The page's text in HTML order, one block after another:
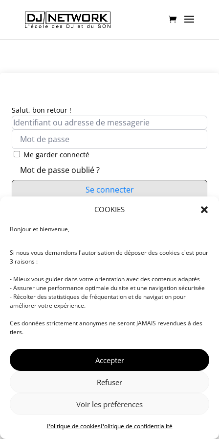
COOKIES
Bonjour et bienvenue,
Si nous vous demandons l'autorisation de déposer des cookies c'est pour
3 raisons :
- Mieux vous guider dans votre orientation avec des contenus adaptés
- Assurer une performance optimale du site et une navigation sécurisée
- Récolter des statistiques de fréquentation et de navigation pour
améliorer votre expérience.
Ces données strictement anonymes ne seront JAMAIS revendues à des
tiers.
Accepter
Refuser
Voir les préférences
Politique de cookiesPolitique de confidentialité
Salut, bon retour !
Me garder connecté
Mot de passe oublié ?
Se connecter
Vous n’avez pas de compte ?
musicale • Certifications professionnelles • Paris •